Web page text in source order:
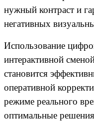
нужный контраст и
негативных
Использование
интерактивной
становится
оперативной
режиме реального
оптимальные